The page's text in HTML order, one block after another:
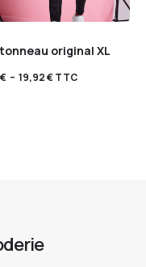
original XL
€ – 19,92€TTC